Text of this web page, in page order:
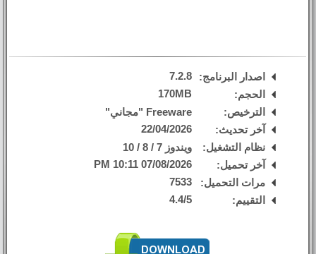
اصدار البرنامج:
7.2.8
الحجم:
170MB
الترخيص:
Freeware "مجاني"
آخر تحديث:
22/04/2026
نظام التشغيل:
ويندوز 7 / 8 / 10
آخر تحميل:
07/08/2026 10:11 PM
مرات التحميل:
7533
التقييم:
4.4/5